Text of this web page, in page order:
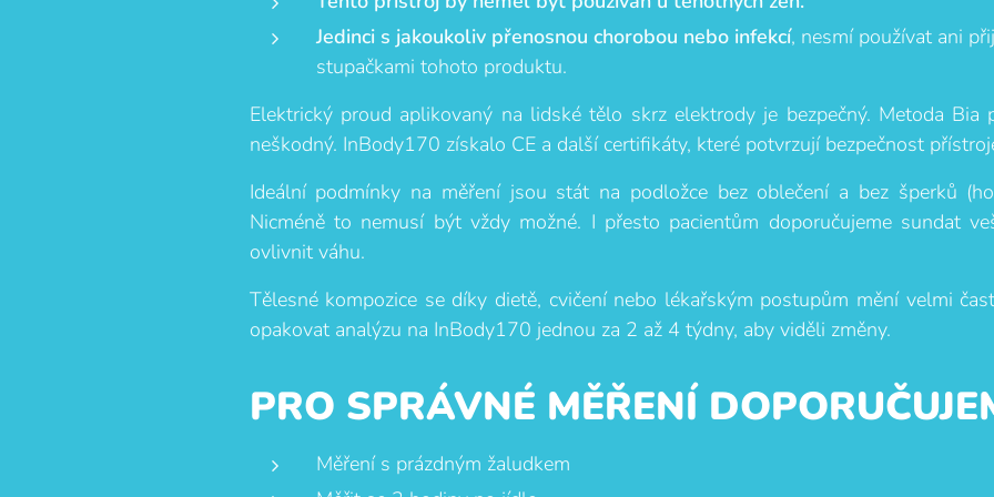
Jedinci s jakoukoliv přenosnou chorobou nebo infekcí, nesmí používat ani
stupačkami tohoto produktu.
Elektrický proud aplikovaný na lidské tělo skrz elektrody je bezpečný. Metoda Bia
neškodný. InBody170 získalo CE a další certifikáty, které potvrzují bezpečnost
Ideální podmínky na měření jsou stát na podložce bez oblečení a bez šperků
Nicméně to nemusí být vždy možné. I přesto pacientům doporučujeme sundat
ovlivnit váhu.
Tělesné kompozice se díky dietě, cvičení nebo lékařským postupům mění velmi
opakovat analýzu na InBody170 jednou za 2 až 4 týdny, aby viděli změny.
PRO SPRÁVNÉ MĚŘENÍ
Měření s prázdným žaludkem